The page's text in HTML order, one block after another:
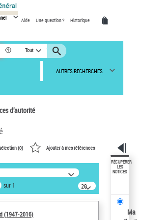
Aide Une question ? Historique
Tout
AUTRES RECHERCHES
d’autorité
dans les
:
2016)
(0) Ajouter à mes références
sur 1
20
résultats/page
(1947-2016)
RÉCUPÉRER
LES
NOTICES
Ma